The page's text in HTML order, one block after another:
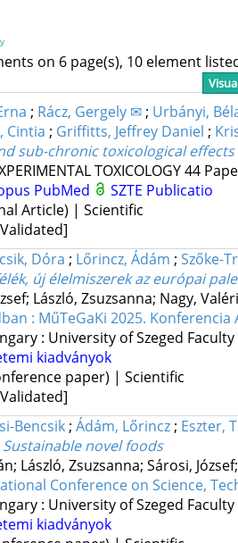
on 6 page(s), 10 element
; Rácz, Gergely ✉; Urbányi,
Cintia ; Griffitts, Jeffrey Daniel ;
sub-chronic toxicological
TOXICOLOGY44
PubMed
SZTE Publicatio
Article) | Scientific
Dóra ; Lőrincz, Ádám ; Szőke-
új élelmiszerek az európai
László, Zsuzsanna; Nagy,
: MűTeGaKi 2025.
: University of Szeged
kiadványok
paper) | Scientific
Bencsik; Ádám, Lőrincz; Eszter,
novel foods
László, Zsuzsanna; Sárosi,
Conference on Science,
: University of Szeged
kiadványok